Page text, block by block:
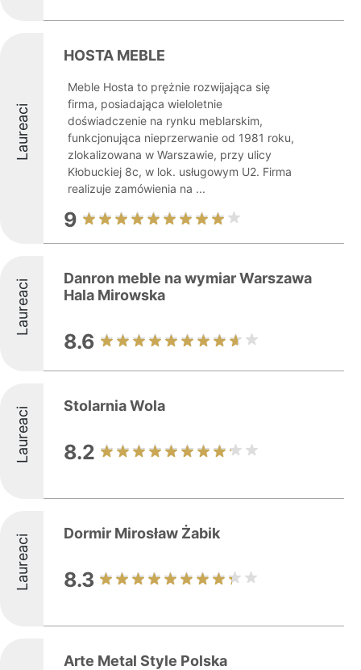
Laureaci
HOSTA MEBLE
Meble Hosta to prężnie rozwijająca się
firma, posiadająca wieloletnie
doświadczenie na rynku meblarskim,
funkcjonująca nieprzerwanie od 1981 roku,
zlokalizowana w Warszawie, przy ulicy
Kłobuckiej 8c, w lok. usługowym U2. Firma
realizuje zamówienia na ...
9
Laureaci
Danron meble na wymiar Warszawa
Hala Mirowska
8.6
Laureaci Stolarnia Wola
8.2
Laureaci Dormir Mirosław Żabik
8.3
Arte Metal Style Polska